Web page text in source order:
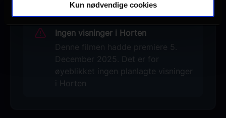
Kun nødvendige cookies
Ingen visninger i Horten
Denne filmen hadde premiere 5.
December 2025. Det er for
øyeblikket ingen planlagte visninger
i Horten